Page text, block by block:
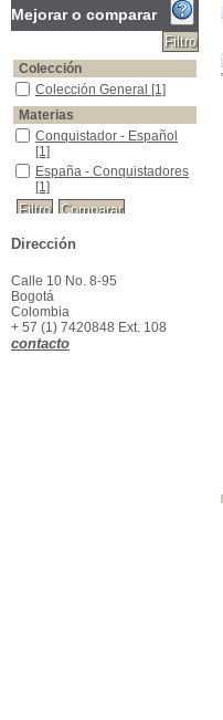
Mejorar o comparar
Colección
Colección General
Colección General [1]
Materias
Conquistador - Español
Conquistador - Español
[1]
España - Conquistadores
España - Conquistadores
[1]
Dirección
Calle 10 No. 8-95
Bogotá
Colombia
+ 57 (1) 7420848 Ext. 108
contacto